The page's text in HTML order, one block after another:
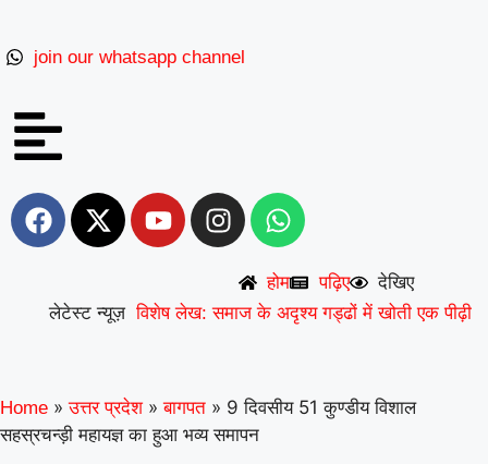
join our whatsapp channel
होम पढ़िए
देखिए
लेटेस्ट न्यूज़ विशेष लेख: समाज के अदृश्य गड्ढों में खोती एक पीढ़ी
पुरस्कार’ युवा शक्ति को समर्पित करेंगे अमन
शिक्षाविद् डॉ. सत्यवीर सिंह को समग्र शिक्षा
Home » उत्तर प्रदेश » बागपत » 9 दिवसीय 51 कुण्डीय विशाल
सहस्रचन्ड़ी महायज्ञ का हुआ भव्य समापन